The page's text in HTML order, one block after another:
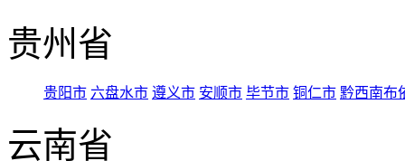
贵州省
贵阳市 六盘水市 遵义市 安顺市 毕节市 铜仁市 黔西南布
云南省